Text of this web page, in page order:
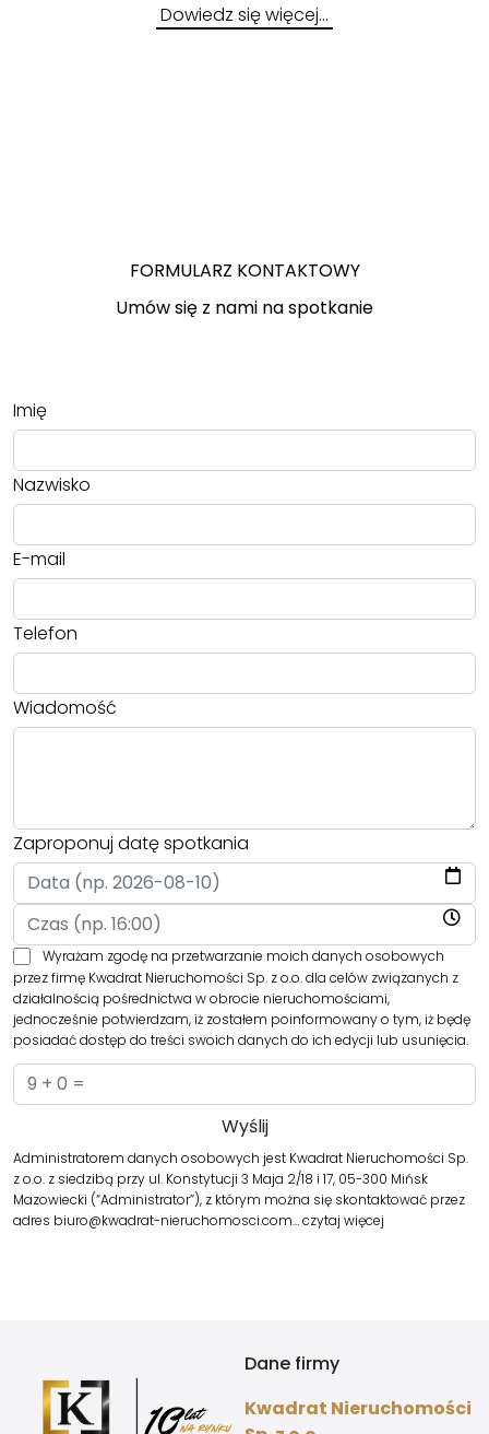
Dowiedz się więcej…
FORMULARZ KONTAKTOWY
Umów się z nami na spotkanie
Imię
Nazwisko
E-mail
Telefon
Wiadomość
Zaproponuj datę spotkania
Wyrażam zgodę na przetwarzanie moich danych osobowych
przez firmę Kwadrat Nieruchomości Sp. z o.o. dla celów związanych z
działalnością pośrednictwa w obrocie nieruchomościami,
jednocześnie potwierdzam, iż zostałem poinformowany o tym, iż będę
posiadać dostęp do treści swoich danych do ich edycji lub usunięcia.
Administratorem danych osobowych jest Kwadrat Nieruchomości Sp.
z o.o. z siedzibą przy ul. Konstytucji 3 Maja 2/18 i 17, 05-300 Mińsk
Mazowiecki (“Administrator”), z którym można się skontaktować przez
adres biuro@kwadrat-nieruchomosci.com…czytaj więcej
Dane firmy
Kwadrat Nieruchomości